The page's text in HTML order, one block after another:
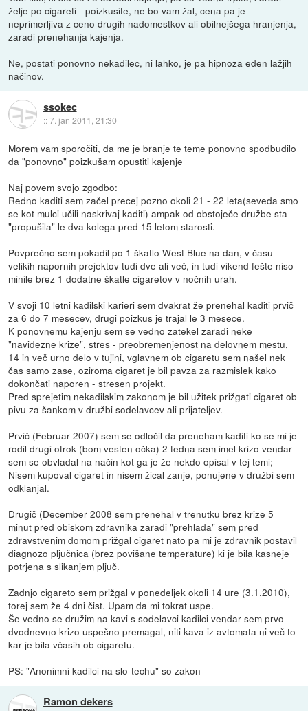
želje po cigareti - poizkusite, ne bo vam žal, cena pa je
neprimerljiva z ceno drugih nadomestkov ali obilnejšega hranjenja,
zaradi prenehanja kajenja.
Ne, postati ponovno nekadilec, ni lahko, je pa hipnoza eden lažjih
načinov.
ssokec
::7. jan 2011, 21:30
Morem vam sporočiti, da me je branje te teme ponovno spodbudilo
da "ponovno" poizkušam opustiti kajenje
Naj povem svojo zgodbo:
Redno kaditi sem začel precej pozno okoli 21 - 22 leta(seveda smo
se kot mulci učili naskrivaj kaditi) ampak od obstoječe družbe sta
"propušila" le dva kolega pred 15 letom starosti.
Povprečno sem pokadil po 1 škatlo West Blue na dan, v času
velikih napornih prejektov tudi dve ali več, in tudi vikend fešte niso
minile brez 1 dodatne škatle cigaretov v nočnih urah.
V svoji 10 letni kadilski karieri sem dvakrat že prenehal kaditi prvič
za 6 do 7 mesecev, drugi poizkus je trajal le 3 mesece.
K ponovnemu kajenju sem se vedno zatekel zaradi neke
"navidezne krize", stres - preobremenjenost na delovnem mestu,
14 in več urno delo v tujini, vglavnem ob cigaretu sem našel nek
čas samo zase, oziroma cigaret je bil pavza za razmislek kako
dokončati naporen - stresen projekt.
Pred sprejetim nekadilskim zakonom je bil užitek prižgati cigaret ob
pivu za šankom v družbi sodelavcev ali prijateljev.
Prvič (Februar 2007) sem se odločil da preneham kaditi ko se mi je
rodil drugi otrok (bom vesten očka) 2 tedna sem imel krizo vendar
sem se obvladal na način kot ga je že nekdo opisal v tej temi;
Nisem kupoval cigaret in nisem žical zanje, ponujene v družbi sem
odklanjal.
Drugič (December 2008 sem prenehal v trenutku brez krize 5
minut pred obiskom zdravnika zaradi "prehlada" sem pred
zdravstvenim domom prižgal cigaret nato pa mi je zdravnik postavil
diagnozo pljučnica (brez povišane temperature) ki je bila kasneje
potrjena s slikanjem pljuč.
Zadnjo cigareto sem prižgal v ponedeljek okoli 14 ure (3.1.2010),
torej sem že 4 dni čist. Upam da mi tokrat uspe.
Še vedno se družim na kavi s sodelavci kadilci vendar sem prvo
dvodnevno krizo uspešno premagal, niti kava iz avtomata ni več to
kar je bila včasih ob cigaretu.
PS: "Anonimni kadilci na slo-techu" so zakon
Ramon dekers